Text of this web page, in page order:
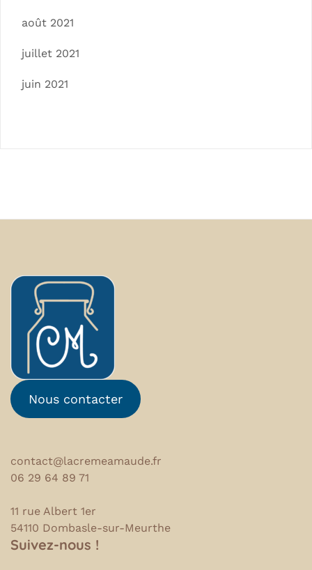
août 2021
juillet 2021
juin 2021
Nous contacter
contact@lacremeamaude.fr
06 29 64 89 71
11 rue Albert 1er
54110 Dombasle-sur-Meurthe
Suivez-nous !